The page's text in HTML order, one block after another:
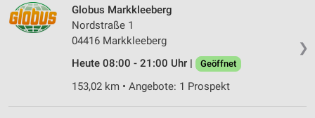
❯
Globus Markkleeberg
Nordstraße 1
04416 Markkleeberg
Heute 08:00 - 21:00 Uhr |
Geöffnet
153,02 km • Angebote: 1 Prospekt